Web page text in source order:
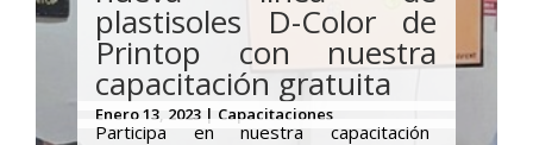
plastisoles D-Color de
Printop con nuestra
capacitación gratuita
Enero 13, 2023 | Capacitaciones
Participa en nuestra capacitación